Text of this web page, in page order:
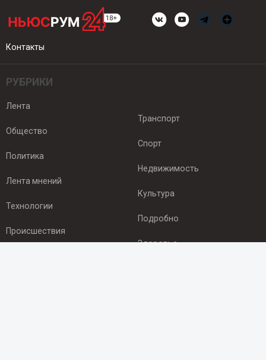
Контакты
РУБРИКИ
Лента
Общество
Политика
Лента мнений
Технологии
Происшествия
Транспорт
Спорт
Недвижимость
Культура
Подробно
Здоровье